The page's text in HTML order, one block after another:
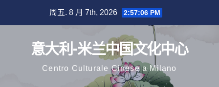
周五. 8 月 7th, 2026 2:57:07 PM
意大利-米兰中国文化中心
Centro Culturale Cinese a Milano